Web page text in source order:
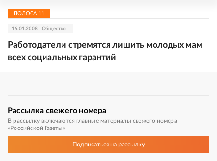
ПОЛОСА 11
16.01.2008 Общество
Работодатели стремятся лишить молодых мам
всех социальных гарантий
Рассылка свежего номера
В рассылку включаются главные материалы свежего номера
«Российской Газеты»
Подписатьсяна рассылку